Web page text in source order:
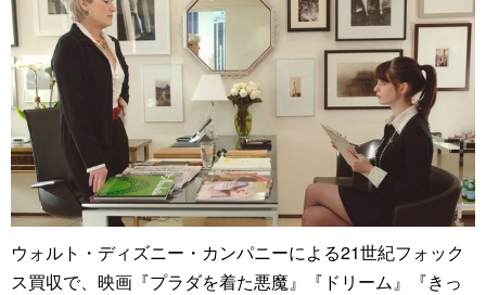
ウォルト・ディズニー・カンパニーによる21世紀フォック
ス買収で、映画『プラダを着た悪魔』『ドリーム』『きっ